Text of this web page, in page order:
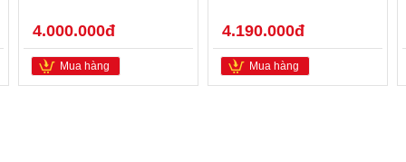
4.000.000đ
Mua hàng
4.190.000đ
Mua hàng